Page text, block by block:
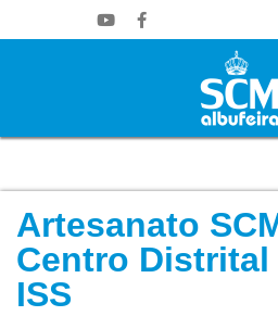
Artesanato
Centro Distrital
ISS